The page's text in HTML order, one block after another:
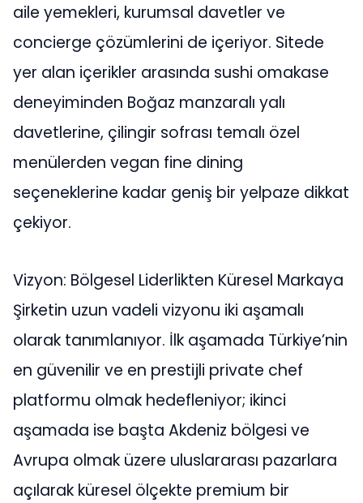
aile yemekleri, kurumsal davetler ve
concierge çözümlerini de içeriyor. Sitede
yer alan içerikler arasında sushi omakase
deneyiminden Boğaz manzaralı yalı
davetlerine, çilingir sofrası temalı özel
menülerden vegan fine dining
seçeneklerine kadar geniş bir yelpaze dikkat
çekiyor.
Vizyon: Bölgesel Liderlikten Küresel Markaya
Şirketin uzun vadeli vizyonu iki aşamalı
olarak tanımlanıyor. İlk aşamada Türkiye’nin
en güvenilir ve en prestijli private chef
platformu olmak hedefleniyor; ikinci
aşamada ise başta Akdeniz bölgesi ve
Avrupa olmak üzere uluslararası pazarlara
açılarak küresel ölçekte premium bir